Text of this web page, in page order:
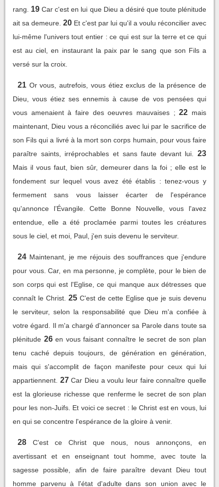
rang.
19 Car c'est en lui que Dieu a désiré que toute plénitude
ait sa demeure. 20 Et c'est par lui qu'il a voulu réconcilier avec
lui-même l'univers tout entier : ce qui est sur la terre et ce qui
est au ciel, en instaurant la paix par le sang que son Fils a
versé sur la croix.
21 Or vous, autrefois, vous étiez exclus de la présence de
Dieu, vous étiez ses ennemis à cause de vos pensées qui
vous amenaient à faire des oeuvres mauvaises ; 22 mais
maintenant, Dieu vous a réconciliés avec lui par le sacrifice de
son Fils qui a livré à la mort son corps humain, pour vous faire
paraître saints, irréprochables et sans faute devant lui.
23
Mais il vous faut, bien sûr, demeurer dans la foi ; elle est le
fondement sur lequel vous avez été établis : tenez-vous y
fermement sans vous laisser écarter de l'espérance
qu'annonce l’Évangile. Cette Bonne Nouvelle, vous l'avez
entendue, elle a été proclamée parmi toutes les créatures
sous le ciel, et moi, Paul, j'en suis devenu le serviteur.
24 Maintenant, je me réjouis des souffrances que j'endure
pour vous. Car, en ma personne, je complète, pour le bien de
son corps qui est l'Eglise, ce qui manque aux détresses que
connaît le Christ. 25 C'est de cette Eglise que je suis devenu
le serviteur, selon la responsabilité que Dieu m'a confiée à
votre égard. Il m'a chargé d'annoncer sa Parole dans toute sa
plénitude 26 en vous faisant connaître le secret de son plan
tenu caché depuis toujours, de génération en génération,
mais qui s'accomplit de façon manifeste pour ceux qui lui
appartiennent. 27 Car Dieu a voulu leur faire connaître quelle
est la glorieuse richesse que renferme le secret de son plan
pour les non-Juifs. Et voici ce secret : le Christ est en vous, lui
en qui se concentre l'espérance de la gloire à venir.
28
C'est ce Christ que nous, nous annonçons, en
avertissant et en enseignant tout homme, avec toute la
sagesse possible, afin de faire paraître devant Dieu tout
homme parvenu à l'état d'adulte dans son union avec le